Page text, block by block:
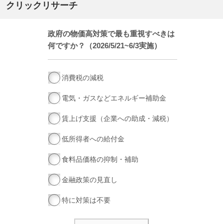
クリックリサーチ
政府の物価高対策で最も重視すべきは
何ですか？（2026/5/21~6/3実施）
消費税の減税
電気・ガスなどエネルギー補助金
賃上げ支援（企業への助成・減税）
低所得者への給付金
食料品価格の抑制・補助
金融政策の見直し
特に対策は不要